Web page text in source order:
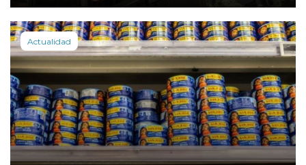
Actualidad